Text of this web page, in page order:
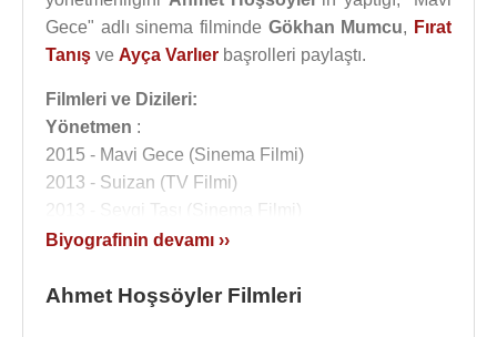
Gece" adlı sinema filminde Gökhan Mumcu, Fırat
Tanış ve Ayça Varlıer başrolleri paylaştı.
Filmleri ve Dizileri:
Yönetmen :
2015 - Mavi Gece (Sinema Filmi)
2013 - Suizan (TV Filmi)
2013 - Sevgi Taşı (Sinema Filmi)
2010 - Kayıp Madalyon (TV Dizisi)
De Ben Seni (TV Filmi)
Biyografinin devamı ››
Ahmet Hoşsöyler Filmleri